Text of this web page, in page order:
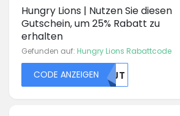
Hungry Lions | Nutzen Sie diesen
Gutschein, um 25% Rabatt zu
erhalten
Gefunden auf: Hungry Lions Rabattcode
CODE ANZEIGEN NTJT